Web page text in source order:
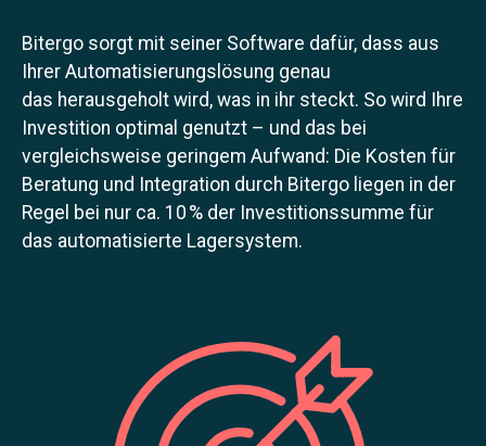
Bitergo sorgt mit seiner Software dafür, dass aus
Ihrer Automatisierungslösung genau
das herausgeholt wird, was in ihr steckt. So wird Ihre
Investition optimal genutzt – und das bei
vergleichsweise geringem Aufwand: Die Kosten für
Beratung und Integration durch Bitergo liegen in der
Regel bei nur ca. 10 % der Investitionssumme für
das automatisierte Lagersystem.